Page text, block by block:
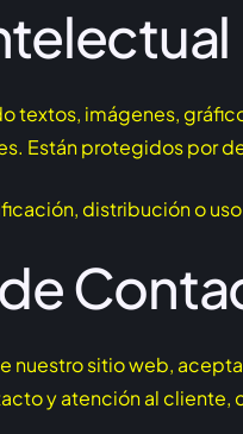
textos, imágenes,
Están protegidos por
distribución o
nuestro sitio web,
y atención al cliente,